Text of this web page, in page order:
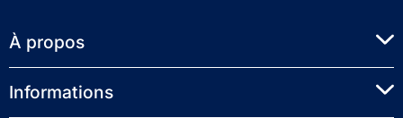
À propos
Informations